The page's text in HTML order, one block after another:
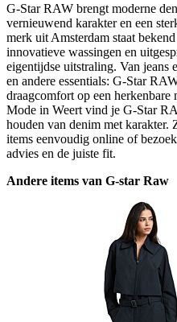
G-Star RAW brengt moderne
vernieuwend karakter en een
merk uit Amsterdam staat
innovatieve wassingen en
eigentijdse uitstraling. Van jeans
en andere essentials: G-Star
draagcomfort op een
Mode in Weert vind je G-Star
houden van denim met karakter.
items eenvoudig online of
advies en de juiste fit.
Andere items van G-star Raw